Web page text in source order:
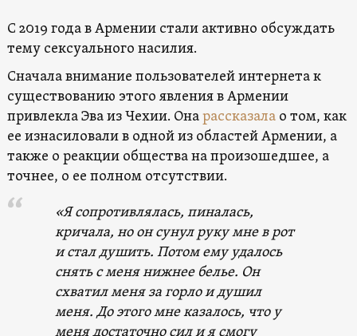
С 2019 года в Армении стали активно обсуждать
тему сексуального насилия.
Сначала внимание пользователей интернета к
существованию этого явления в Армении
привлекла Эва из Чехии. Онарассказалао том, как
ее изнасиловали в одной из областей Армении, а
также о реакции общества на произошедшее, а
точнее, о ее полном отсутствии.
«Я сопротивлялась, пиналась,
кричала, но он сунул руку мне в рот
и стал душить. Потом ему удалось
снять с меня нижнее белье. Он
схватил меня за горло и душил
меня. До этого мне казалось, что у
меня достаточно сил и я смогу